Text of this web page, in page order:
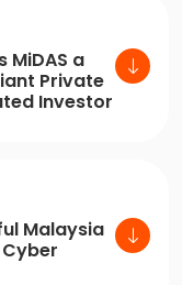
MiDAS a
Private
Investor
Malaysia